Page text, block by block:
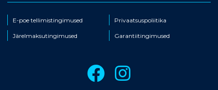
E-poe tellimistingimused Privaatsuspoliitika
Järelmaksutingimused Garantiitingimused